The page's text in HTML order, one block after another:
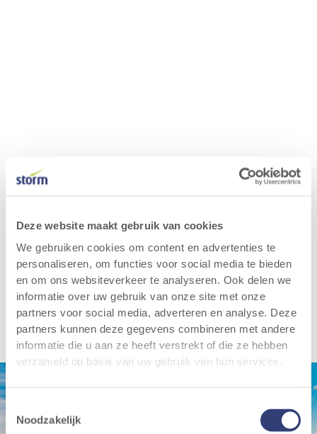
Deze website maakt gebruik van cookies
We gebruiken cookies om content en advertenties te
personaliseren, om functies voor social media te bieden
en om ons websiteverkeer te analyseren. Ook delen we
informatie over uw gebruik van onze site met onze
partners voor social media, adverteren en analyse. Deze
partners kunnen deze gegevens combineren met andere
informatie die u aan ze heeft verstrekt of die ze hebben
verzameld op basis van uw gebruik van hun services.
Toestemmingsselectie
Noodzakelijk